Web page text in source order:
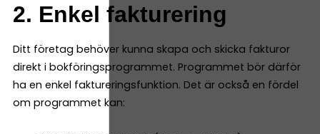
2. Enkel fakturering
Ditt företag behöver kunna skapa och skicka fakturor
direkt i bokföringsprogrammet. Programmet bör därför
ha en enkel faktureringsfunktion. Det är också en fördel
om programmet kan: